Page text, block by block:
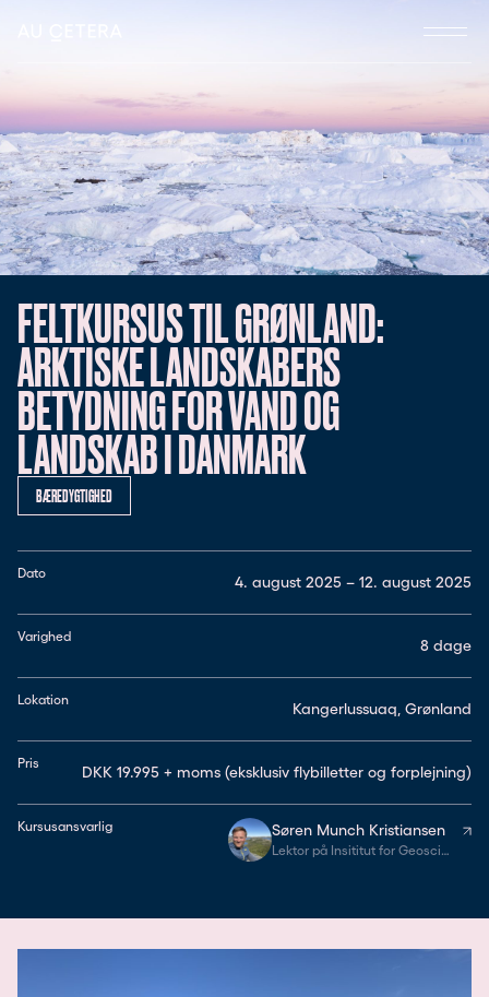
FELTKURSUS TIL GRØNLAND:
ARKTISKE LANDSKABERS
BETYDNING FOR VAND OG
LANDSKAB I DANMARK
BÆREDYGTIGHED
Dato
4. august 2025 – 12. august 2025
Varighed
8 dage
Lokation
Kangerlussuaq, Grønland
Pris
DKK 19.995 + moms (eksklusiv flybilletter og forplejning)
Kursusansvarlig Søren Munch Kristiansen
Lektor på Insititut for Geoscience